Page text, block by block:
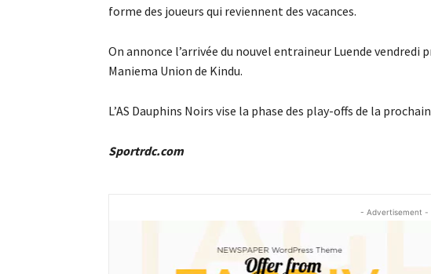
forme des joueurs qui reviennent des vacances.
On annonce l’arrivée du nouvel entraineur Luende vendredi
Maniema Union de Kindu.
L’AS Dauphins Noirs vise la phase des play-offs de la
Sportrdc.com
- Advertisement -